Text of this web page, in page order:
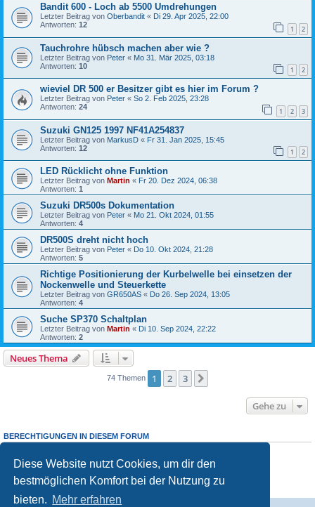
Diese Website nutzt Cookies, um dir den
bestmöglichen Komfort bei der Nutzung zu
bieten. Mehr erfahren
Bandit 600 - Loch ab 5500 Umdrehungen
Letzter Beitrag von Oberbandit « Di 29. Apr 2025, 22:00
Antworten: 12 1 2
Tauchrohre hübsch machen aber wie ?
Letzter Beitrag von Peter « Mo 31. Mär 2025, 03:18
Antworten: 10 1 2
wieviel DR 500 er Besitzer gibt es hier im Forum ?
Letzter Beitrag von Peter « So 2. Feb 2025, 23:28
Antworten: 24 1 2 3
Suzuki GN125 1997 NF41A254837
Letzter Beitrag von MarkusD « Fr 31. Jan 2025, 15:45
Antworten: 12 1 2
LED Rücklicht ohne Funktion
Letzter Beitrag von Martin « Fr 20. Dez 2024, 06:38
Antworten: 1
Suzuki DR500s Dokumentation
Letzter Beitrag von Peter « Mo 21. Okt 2024, 01:55
Antworten: 4
DR500S dreht nicht hoch
Letzter Beitrag von Peter « Do 10. Okt 2024, 21:28
Antworten: 5
Richtige Positionierung der Kurbelwelle bei einsetzen der
Nockenwelle und Steuerkette
Letzter Beitrag von GR650AS « Do 26. Sep 2024, 13:05
Antworten: 4
Suche SP370 Schaltplan
Letzter Beitrag von Martin « Di 10. Sep 2024, 22:22
Antworten: 2
Neues Thema
74 Themen 1 2 3
Gehe zu
BERECHTIGUNGEN IN DIESEM FORUM
Du darfst keineAntworten zu Themen in diesem Forum erstellen.
Du darfst deine Beiträge in diesem Forumnichtändern.
Du darfst deine Beiträge in diesem Forum nicht löschen.
keine